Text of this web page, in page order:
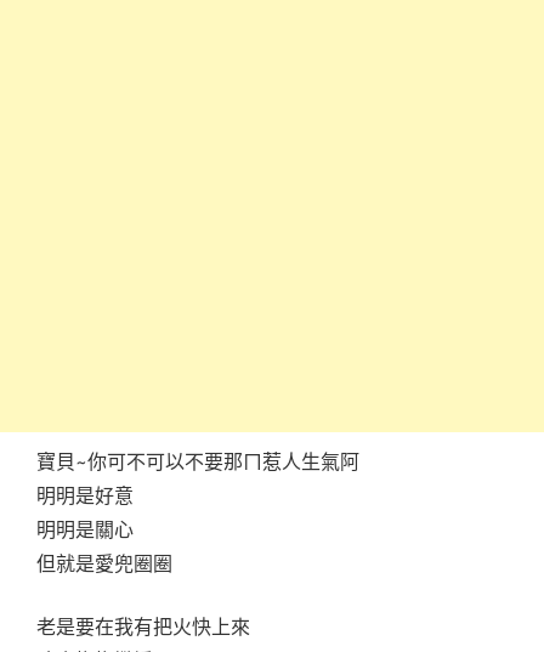
寶貝~你可不可以不要那ㄇ惹人生氣阿
明明是好意
明明是關心
但就是愛兜圈圈
老是要在我有把火快上來